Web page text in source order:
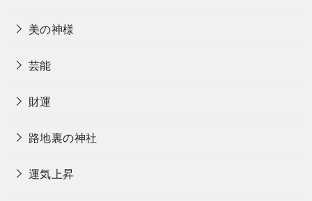
美の神様
芸能
財運
路地裏の神社
運気上昇